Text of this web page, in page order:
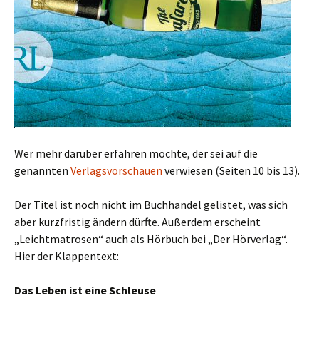
Wer mehr darüber erfahren möchte, der sei auf die
genannten Verlagsvorschauen verwiesen (Seiten 10 bis 13).
Der Titel ist noch nicht im Buchhandel gelistet, was sich
aber kurzfristig ändern dürfte. Außerdem erscheint
„Leichtmatrosen“ auch als Hörbuch bei „Der Hörverlag“.
Hier der Klappentext:
Das Leben ist eine Schleuse